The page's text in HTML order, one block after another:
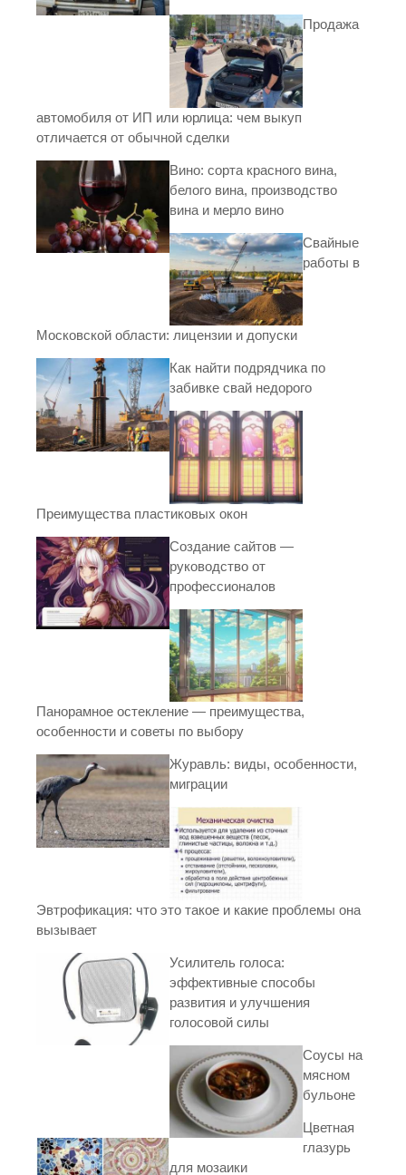
Продажа
автомобиля от ИП или юрлица: чем выкуп
отличается от обычной сделки
Вино: сорта красного вина,
белого вина, производство
вина и мерло вино
Свайные
работы в
Московской области: лицензии и допуски
Как найти подрядчика по
забивке свай недорого
Преимущества пластиковых окон
Создание сайтов —
руководство от
профессионалов
Панорамное остекление — преимущества,
особенности и советы по выбору
Журавль: виды, особенности,
миграции
Эвтрофикация: что это такое и какие проблемы она
вызывает
Усилитель голоса:
эффективные способы
развития и улучшения
голосовой силы
Соусы на
мясном
бульоне
Цветная
глазурь
для мозаики